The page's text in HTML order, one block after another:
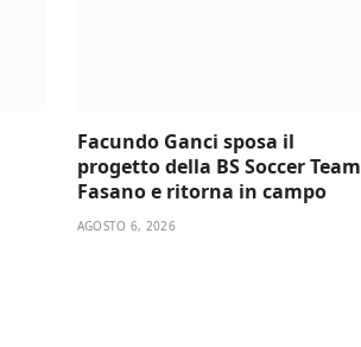
Facundo Ganci sposa il
progetto della BS Soccer Team
Fasano e ritorna in campo
AGOSTO 6, 2026